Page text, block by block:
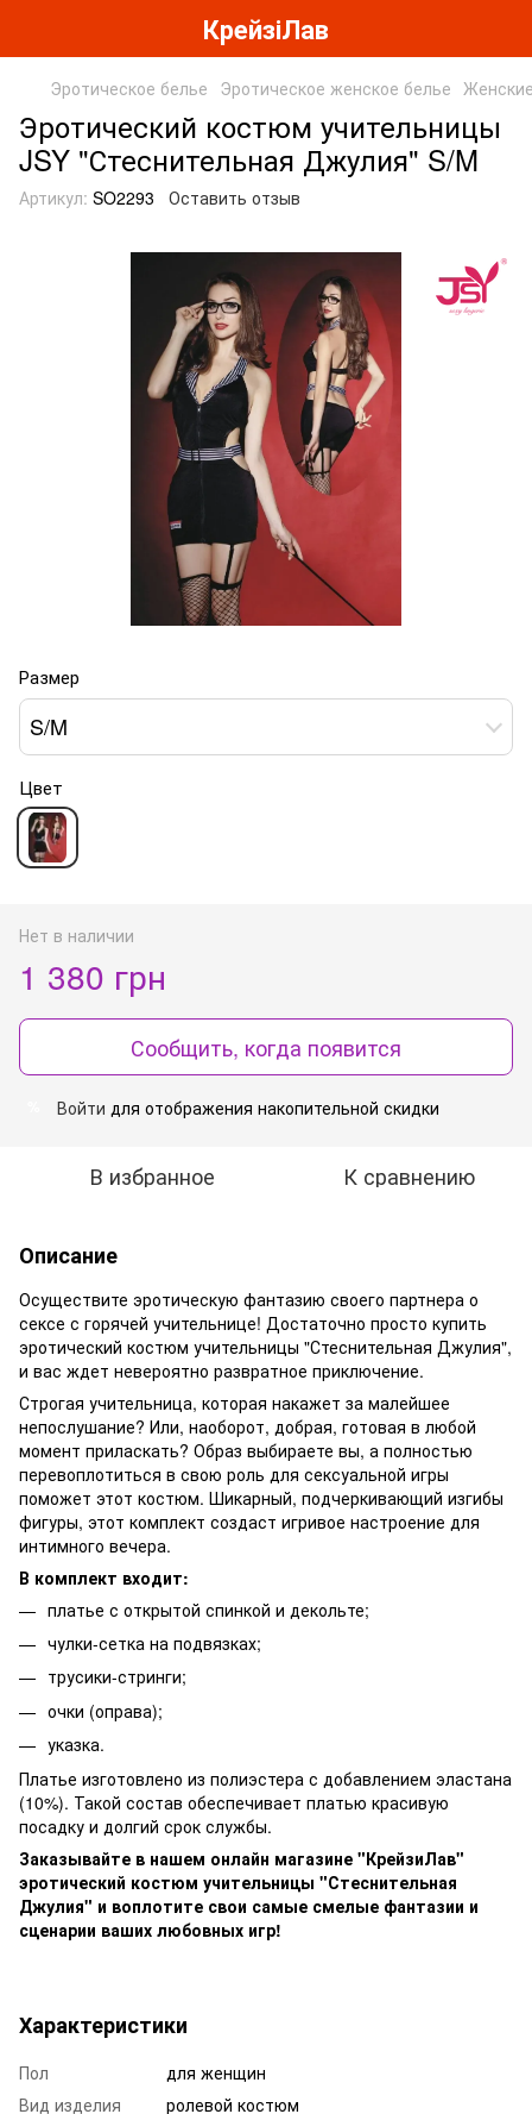
КрейзіЛав
Эротическое белье Эротическое женское белье
Эротический костюм учительницы
JSY "Стеснительная Джулия" S/M
Артикул: SO2293 Оставить отзыв
Размер
S/M
Цвет
Нет в наличии
1 380 грн
Сообщить, когда появится
Войти для отображения накопительной скидки
В избранное К сравнению
Описание
Осуществите эротическую фантазию своего партнера о
сексе с горячей учительнице! Достаточно просто купить
эротический костюм учительницы "Стеснительная Джулия",
и вас ждет невероятно развратное приключение.
Строгая учительница, которая накажет за малейшее
непослушание? Или, наоборот, добрая, готовая в любой
момент приласкать? Образ выбираете вы, а полностью
перевоплотиться в свою роль для сексуальной игры
поможет этот костюм. Шикарный, подчеркивающий изгибы
фигуры, этот комплект создаст игривое настроение для
интимного вечера.
В комплект входит:
платье с открытой спинкой и декольте;
чулки-сетка на подвязках;
трусики-стринги;
очки (оправа);
указка.
Платье изготовлено из полиэстера с добавлением эластана
(10%). Такой состав обеспечивает платью красивую
посадку и долгий срок службы.
Заказывайте в нашем онлайн магазине "КрейзиЛав"
эротический костюм учительницы "Стеснительная
Джулия" и воплотите свои самые смелые фантазии и
сценарии ваших любовных игр!
Характеристики
Пол
для женщин
Вид изделия
ролевой костюм